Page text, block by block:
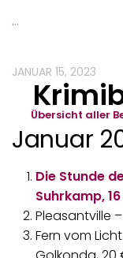
…
JANUAR 15, 2023
Übersicht aller
Januar
Die Stunde
Suhrkamp,
Pleasantville
Fern vom